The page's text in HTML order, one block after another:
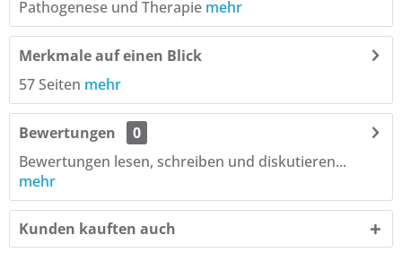
Pathogenese und Therapie mehr
Merkmale auf einen Blick
57 Seiten mehr
Bewertungen
0
Bewertungen lesen, schreiben und diskutieren...
mehr
Kunden kauften auch